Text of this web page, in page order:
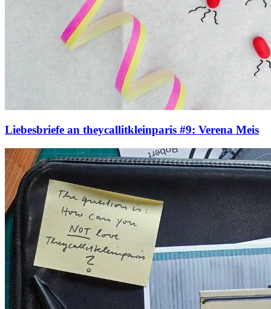
Liebesbriefe an theycallitkleinparis #9: Verena Meis